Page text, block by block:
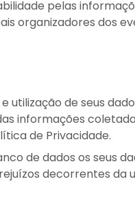
pelas
organizadores dos
utilização de seus
informações
de Privacidade.
de dados os seus
decorrentes da